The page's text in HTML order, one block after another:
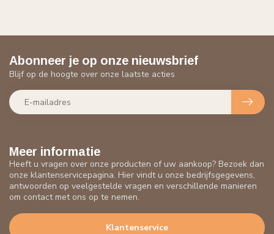
Meer informatie
Heeft u vragen over onze producten of uw aankoop? Bezoek dan
onze klantenservicepagina. Hier vindt u onze bedrijfsgegevens,
antwoorden op veelgestelde vragen en verschillende manieren
om contact met ons op te nemen.
Klantenservice
Abonneer je op onze nieuwsbrief
Blijf op de hoogte over onze laatste acties